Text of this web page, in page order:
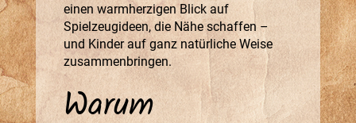
einen warmherzigen Blick auf
Spielzeugideen, die Nähe schaffen –
und Kinder auf ganz natürliche Weise
zusammenbringen.
Warum